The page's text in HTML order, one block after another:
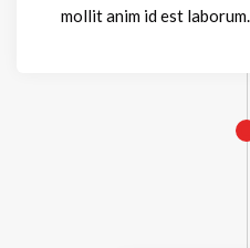
mollit anim id est laborum.